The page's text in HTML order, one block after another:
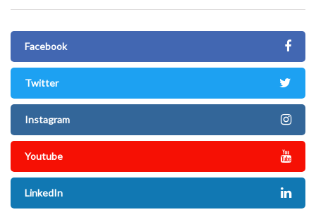
Facebook
Twitter
Instagram
Youtube
LinkedIn